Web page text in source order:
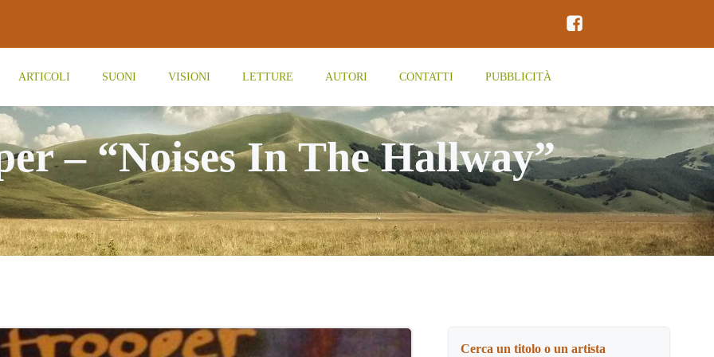
ARTICOLI SUONI VISIONI LETTURE AUTORI CONTATTI PUBBLICITÀ
– “Noises In The Hallway”
Cerca un titolo o un artista